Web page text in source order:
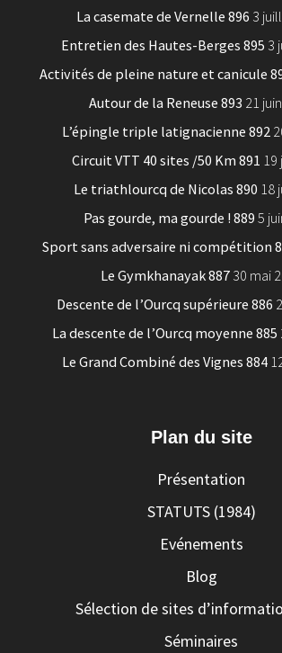
La casemate de Vernelle 896 3
Entretien des Hautes-Berges 895 3
Activités de pleine nature et canicule
Autour de la Reneuse 893 21
L’épingle triple latignacienne 892
Circuit VTT 40 sites /50 Km 891 19
Le triathlourcq de Nicolas 890 18
Pas gourde, ma gourde ! 889 5
Sport sans adversaire ni compétition
Le Gymkhanayak 887 30 mai
Descente de l’Ourcq supérieure 886
La descente de l’Ourcq moyenne 885
Le Grand Combiné des Vignes 884
Plan du site
Présentation
STATUTS (1984)
Evénements
Blog
Sélection de sites
Séminaires